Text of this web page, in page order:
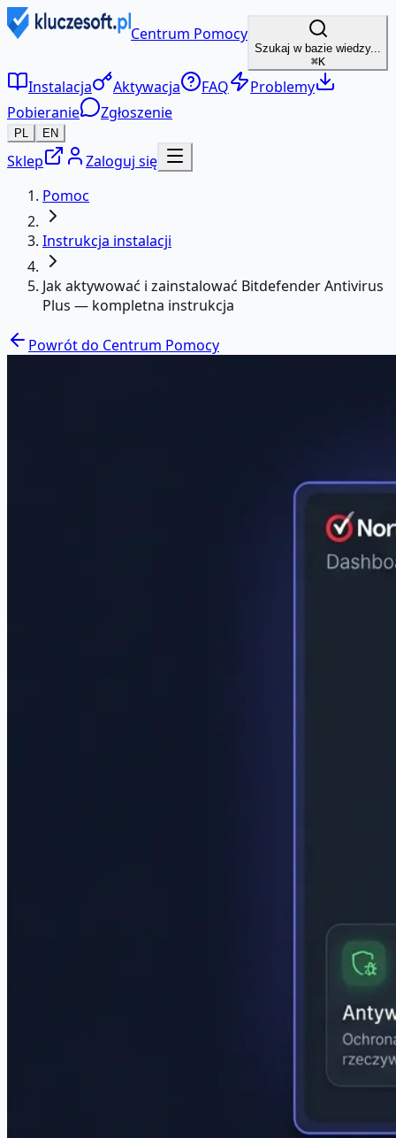
Centrum Pomocy
Szukaj w bazie wiedzy...
⌘K
Instalacja Aktywacja FAQ
Problemy
Pobieranie
Zgłoszenie
PL EN
Sklep
Zaloguj się
Pomoc
Instrukcja instalacji
Jak aktywować i zainstalować Bitdefender Antivirus
Plus — kompletna instrukcja
Powrót do Centrum Pomocy